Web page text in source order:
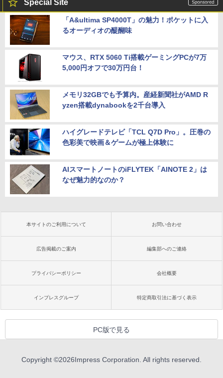
Special Site
「A&ultima SP4000T」の魅力！ポケットに入
るオーディオの醍醐味
マウス、RTX 5060 Ti搭載ゲーミングPCが7万
5,000円オフで30万円台！
メモリ32GBでも予算内。産経新聞社がAMD R
yzen搭載dynabookを2千台導入
ハイグレードテレビ「TCL Q7D Pro」。圧巻の
色彩美で映画＆ゲームが極上体験に
AIスマートノートのiFLYTEK「AINOTE 2」は
なぜ魅力的なのか？
本サイトのご利用について お問い合わせ
広告掲載のご案内 編集部へのご連絡
プライバシーポリシー 会社概要
インプレスグループ 特定商取引法に基づく表示
PC版で見る
Copyright ©2026Impress Corporation. All rights reserved.